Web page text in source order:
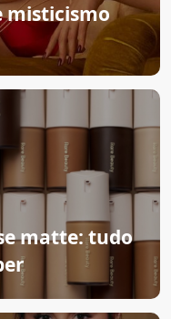
misticismo
matte: tudo